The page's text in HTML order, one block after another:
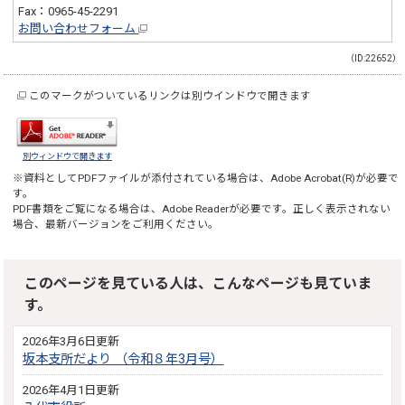
Fax：0965-45-2291
お問い合わせフォーム
（ID:22652）
このマークがついているリンクは別ウインドウで開きます
別ウィンドウで開きます
※資料としてPDFファイルが添付されている場合は、 Adobe Acrobat(R)が必要で
す。
PDF書類をご覧になる場合は、 Adobe Readerが必要です。正しく表示されない
場合、最新バージョンをご利用ください。
このページを見ている人は、こんなページも見ていま
す。
2026年3月6日更新
坂本支所だより （令和８年3月号）
2026年4月1日更新